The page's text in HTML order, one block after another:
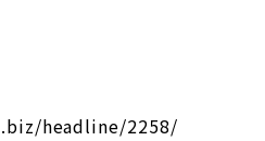
headline/2258/